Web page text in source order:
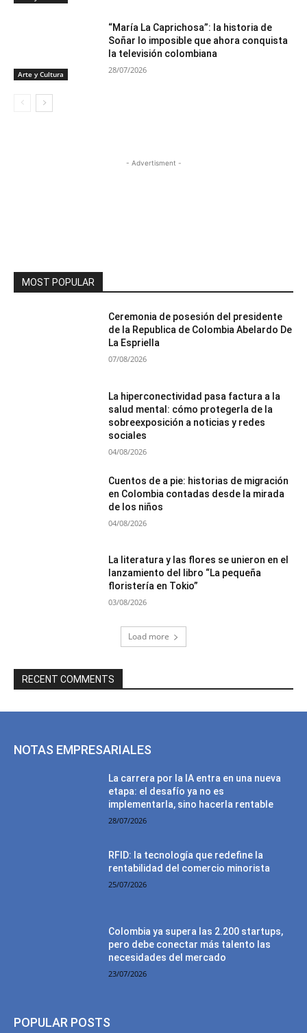
Arte y Cultura
“María La Caprichosa”: la historia de
Soñar lo imposible que ahora conquista
la televisión colombiana
28/07/2026
- Advertisment -
MOST POPULAR
Ceremonia de posesión del presidente
de la Republica de Colombia Abelardo De
La Espriella
07/08/2026
La hiperconectividad pasa factura a la
salud mental: cómo protegerla de la
sobreexposición a noticias y redes
sociales
04/08/2026
Cuentos de a pie: historias de migración
en Colombia contadas desde la mirada
de los niños
04/08/2026
La literatura y las flores se unieron en el
lanzamiento del libro “La pequeña
floristería en Tokio”
03/08/2026
Load more
RECENT COMMENTS
NOTAS EMPRESARIALES
La carrera por la IA entra en una nueva
etapa: el desafío ya no es
implementarla, sino hacerla rentable
28/07/2026
RFID: la tecnología que redefine la
rentabilidad del comercio minorista
25/07/2026
Colombia ya supera las 2.200 startups,
pero debe conectar más talento las
necesidades del mercado
23/07/2026
POPULAR POSTS